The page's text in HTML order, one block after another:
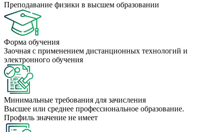
Преподавание физики в высшем образовании
Форма обучения
Заочная с применением дистанционных технологий и
электронного обучения
Минимальные требования для зачисления
Высшее или среднее профессиональное образование.
Профиль значение не имеет